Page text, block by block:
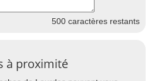
500 caractères restants
à proximité